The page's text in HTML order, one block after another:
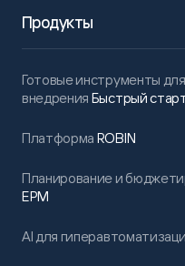
Продукты
Готовые инструменты
внедрения Быстрый
Платформа ROBIN
Планирование и
EPM
AI для